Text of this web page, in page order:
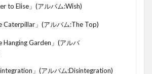
to Elise」(アルバム:Wish)
Caterpillar」(アルバム:The Top)
Hanging Garden」(アルバ
」(アルバム:Disintegration)